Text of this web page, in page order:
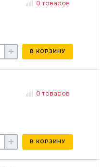
0 товаров
+ В КОРЗИНУ
0 товаров
+ В КОРЗИНУ